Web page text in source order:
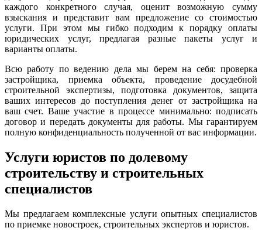
каждого конкретного случая, оценит возможную сумму
взыскания и представит вам предложение со стоимостью
услуги. При этом мы гибко подходим к порядку оплаты
юридических услуг, предлагая разные пакеты услуг и
варианты оплаты.
Всю работу по ведению дела мы берем на себя: проверка
застройщика, приемка объекта, проведение досудебной
строительной экспертизы, подготовка документов, защита
ваших интересов до поступления денег от застройщика на
ваш счет. Ваше участие в процессе минимально: подписать
договор и передать документы для работы. Мы гарантируем
полную конфиденциальность полученной от вас информации.
Услуги юристов по долевому
строительству и строительных
специалистов
Мы предлагаем комплексные услуги опытных специалистов
по приемке новостроек, строительных экспертов и юристов.